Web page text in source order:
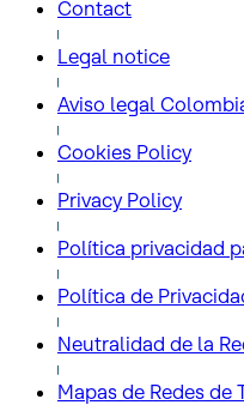
Contact
Legal notice
Aviso legal
Cookies Policy
Privacy Policy
Política privacidad
Política de
Neutralidad de la
Mapas de Redes